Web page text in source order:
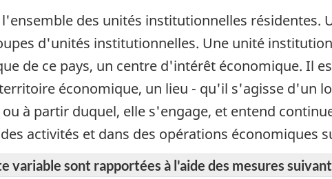
des unités institutionnelles résidentes.
d'unités institutionnelles. Une unité
de ce pays, un centre d'intérêt économique. Il
économique, un lieu - qu'il s'agisse d'un
à partir duquel, elle s'engage, et entend
activités et dans des opérations économiques
variable sont rapportées à l'aide des mesures